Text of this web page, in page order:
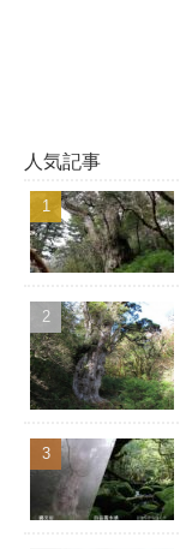
人気記事